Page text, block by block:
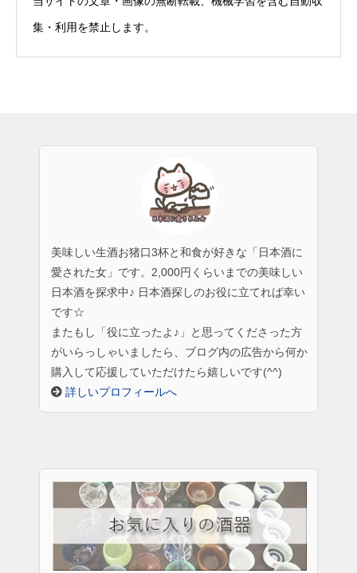
集・利用を禁止します。
美味しい生酒お猪口3杯と和食が好きな「日本酒に
愛された女」です。2,000円くらいまでの美味しい
日本酒を探求中♪ 日本酒探しのお役に立てれば幸い
です☆
またもし「役に立ったよ♪」と思ってくださった方
がいらっしゃいましたら、ブログ内の広告から何か
購入して応援していただけたら嬉しいです(^^)
詳しいプロフィールへ